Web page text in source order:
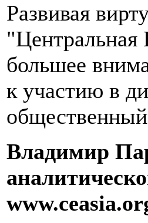
Развивая
"Центральная
большее
к участию в
Владимир